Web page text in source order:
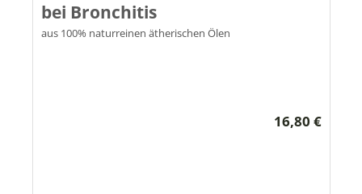
bei Bronchitis
aus 100% naturreinen ätherischen Ölen
16,80 €